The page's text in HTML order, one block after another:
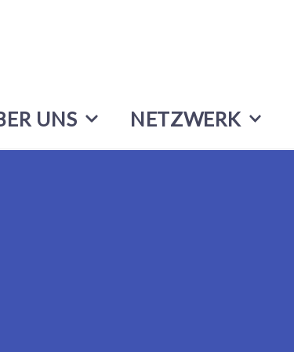
UNS NETZWERK